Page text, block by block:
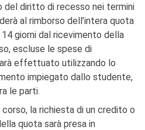
del diritto di recesso nei termini
al rimborso dell’intera quota
giorni dal ricevimento della
escluse le spese di
effettuato utilizzando lo
impiegato dallo studente,
le parti.
corso, la richiesta di un credito o
quota sarà presa in